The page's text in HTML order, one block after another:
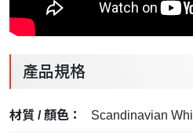
產品規格
材質 / 顏色： Scandinavian